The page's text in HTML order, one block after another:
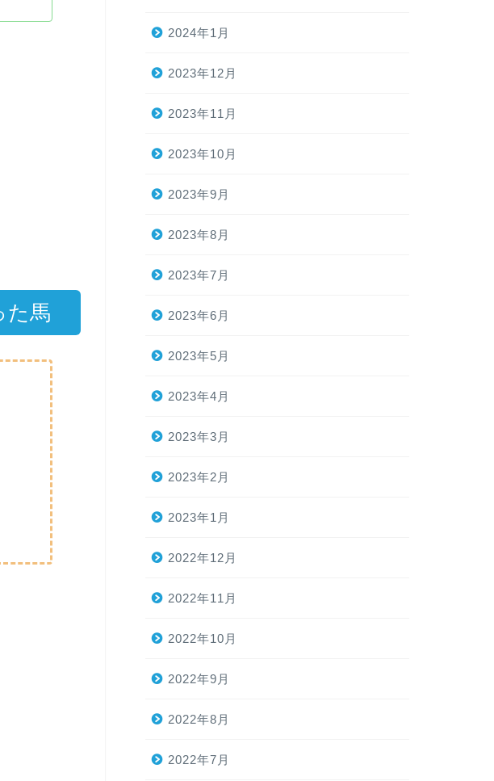
た馬
2024年1月
2023年12月
2023年11月
2023年10月
2023年9月
2023年8月
2023年7月
2023年6月
2023年5月
2023年4月
2023年3月
2023年2月
2023年1月
2022年12月
2022年11月
2022年10月
2022年9月
2022年8月
2022年7月